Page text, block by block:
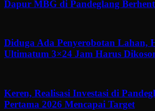
Dapur MBG di Pandeglang
Diduga Ada Penyerobotan Lahan,
Ultimatum 3×24 Jam Harus
Keren, Realisasi Investasi di
Pertama 2026 Mencapai Target